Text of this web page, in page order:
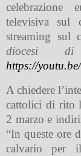
celebrazione
televisiva sul
streaming sul
diocesi di
https://
A chiedere
cattolici di rito
2 marzo e
“In queste ore
calvario per